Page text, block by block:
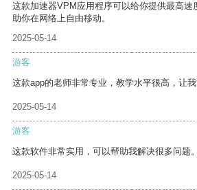
这款加速器VPM应用程序可以给你提供最高速
助你在网络上自由移动。
2025-05-14
游客
这款app的老师非常专业，教学水平很高，让我
2025-05-14
游客
这款软件非常实用，可以帮助我解决很多问题。
2025-05-14